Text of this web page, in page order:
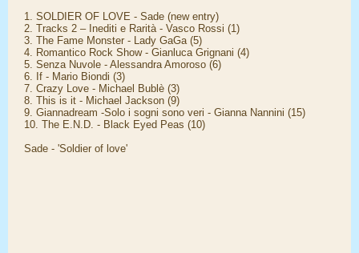
1. SOLDIER OF LOVE - Sade (new entry)
2. Tracks 2 – Inediti e Rarità - Vasco Rossi (1)
3. The Fame Monster - Lady GaGa (5)
4. Romantico Rock Show - Gianluca Grignani (4)
5. Senza Nuvole - Alessandra Amoroso (6)
6. If - Mario Biondi (3)
7. Crazy Love - Michael Bublè (3)
8. This is it - Michael Jackson (9)
9. Giannadream -Solo i sogni sono veri - Gianna Nannini (15)
10. The E.N.D. - Black Eyed Peas (10)
Sade - 'Soldier of love'